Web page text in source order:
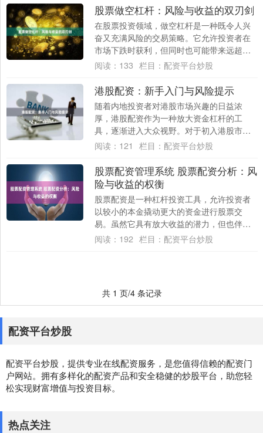
股票做空杠杆：风险与收益的双刃剑
在股票投资领域，做空杠杆是一种既令人兴
奋又充满风险的交易策略。它允许投资者在
市场下跌时获利，但同时也可能带来远超本
金的损失。本文将深入探讨股票做空杠杆的
阅读： 133 栏目： 配资平台炒股
港股配资：新手入门与风险提示
随着内地投资者对港股市场兴趣的日益浓
厚，港股配资作为一种放大资金杠杆的工
具，逐渐进入大众视野。对于初入港股市场
的新手而言配资平台炒股，了解配资的基本
阅读： 121 栏目： 配资平台炒股
股票配资管理系统 股票配资分析：风
险与收益的权衡
股票配资是一种杠杆投资工具，允许投资者
以较小的本金撬动更大的资金进行股票交
易。虽然它具有放大收益的潜力，但也伴随
着更高的风险。 张家港期货配资平台采用先
阅读： 192 栏目： 配资平台炒股
共 1 页/4 条记录
配资平台炒股
配资平台炒股，提供专业在线配资服务，是您值得信赖的配资门
户网站。拥有多样化的配资产品和安全稳健的炒股平台，助您轻
松实现财富增值与投资目标。
热点关注